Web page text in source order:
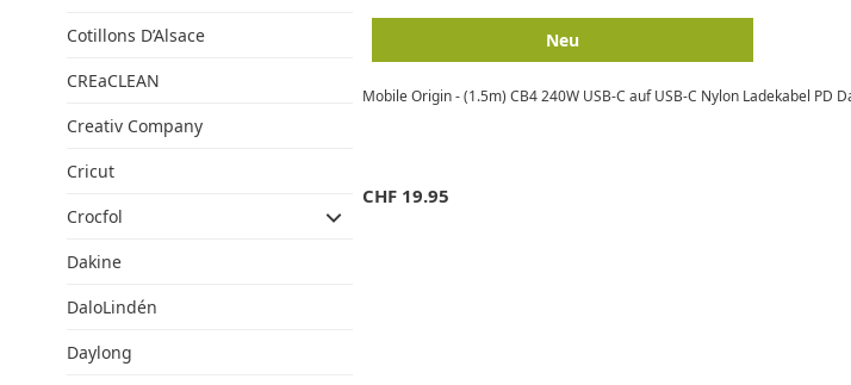
Cotillons D’Alsace
CREaCLEAN
Creativ Company
Cricut
Crocfol
Dakine
DaloLindén
Daylong
Neu
Mobile Origin - (1.5m) CB4 240W USB-C auf USB-C Nylon Ladekabel PD
CHF 19.95